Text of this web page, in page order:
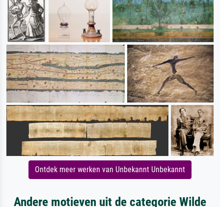
Ontdek meer werken van Unbekannt Unbekannt
Andere motieven uit de categorie Wilde